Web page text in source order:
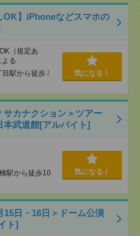
OK】iPhoneなどスマホの
（規定あ
る
目駅から徒歩 /
気になる！
サカナクション＞ツアー
本武道館[アルバイト]
駅から徒歩10
気になる！
15日・16日＞ドーム公演
ト]